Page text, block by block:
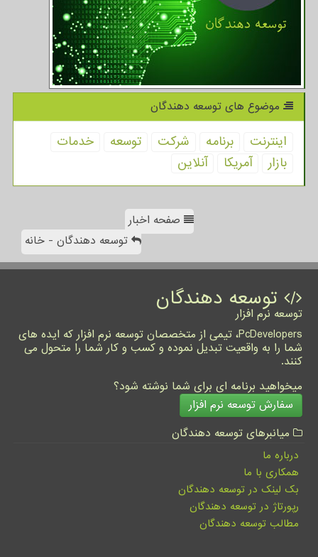
موضوع های توسعه دهندگان
اینترنت برنامه شركت توسعه
خدمات
بازار
آمریكا آنلاین
صفحه اخبار
توسعه دهندگان - خانه
توسعه دهندگان
توسعه نرم افزار
PcDevelopers، تیمی از متخصصان توسعه نرم افزار که ایده های
شما را به واقعیت تبدیل نموده و کسب و کار شما را متحول می
کنند.
میخواهید برنامه ای برای شما نوشته شود؟
سفارش توسعه نرم افزار
میانبرهای توسعه دهندگان
درباره ما
همکاری با ما
بک لینک در توسعه دهندگان
رپورتاژ در توسعه دهندگان
مطالب توسعه دهندگان